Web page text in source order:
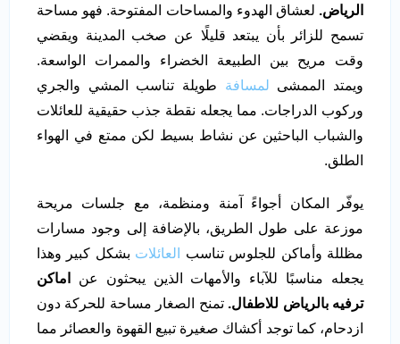
الرياض. لعشاق الهدوء والمساحات المفتوحة. فهو مساحة
تسمح للزائر بأن يبتعد قليلًا عن صخب المدينة ويقضي
وقت مريح بين الطبيعة الخضراء والممرات الواسعة.
ويمتد الممشى لمسافة طويلة تناسب المشي والجري
وركوب الدراجات. مما يجعله نقطة جذب حقيقية للعائلات
والشباب الباحثين عن نشاط بسيط لكن ممتع في الهواء
الطلق.
يوفّر المكان أجواءً آمنة ومنظمة، مع جلسات مريحة
موزعة على طول الطريق، بالإضافة إلى وجود مسارات
مظللة وأماكن للجلوس تناسب
العائلات بشكل كبير وهذا
يجعله مناسبًا للآباء والأمهات الذين يبحثون عن
اماكن
ترفيه بالرياض للاطفال. تمنح الصغار مساحة للحركة دون
ازدحام، كما توجد أكشاك صغيرة تبيع القهوة والعصائر مما